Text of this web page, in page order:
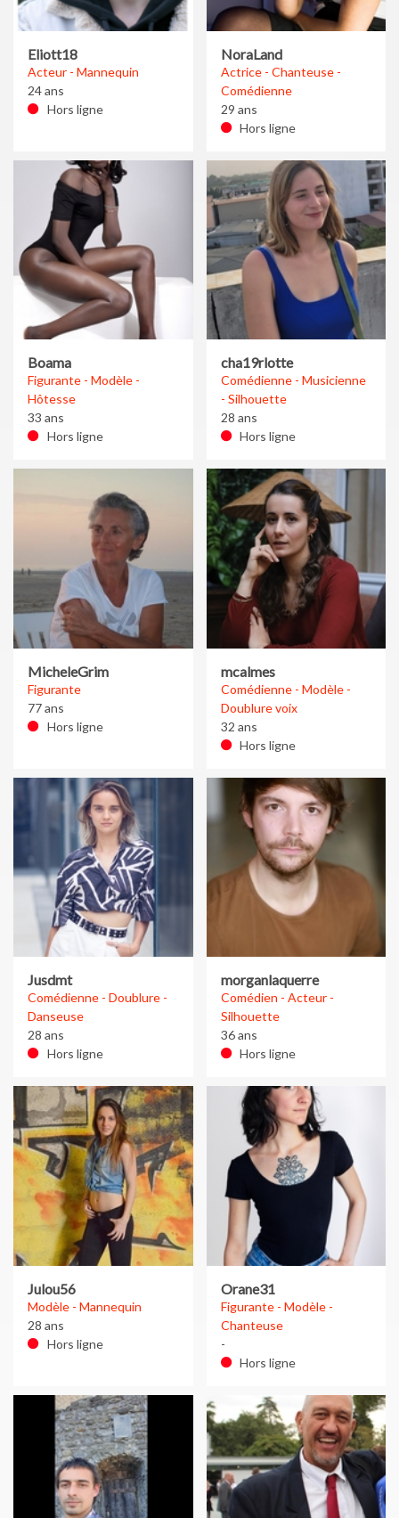
Eliott18
Acteur - Mannequin
24 ans
Hors ligne
NoraLand
Actrice - Chanteuse -
Comédienne
29 ans
Hors ligne
Boama
Figurante - Modèle -
Hôtesse
33 ans
Hors ligne
cha19rlotte
Comédienne - Musicienne
- Silhouette
28 ans
Hors ligne
MicheleGrim
Figurante
77 ans
Hors ligne
mcalmes
Comédienne - Modèle -
Doublure voix
32 ans
Hors ligne
Jusdmt
Comédienne - Doublure -
Danseuse
28 ans
Hors ligne
morganlaquerre
Comédien - Acteur -
Silhouette
36 ans
Hors ligne
Julou56
Modèle - Mannequin
28 ans
Hors ligne
Orane31
Figurante - Modèle -
Chanteuse
-
Hors ligne